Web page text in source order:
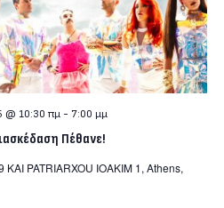
Πέθανε!
@ 10:30 πμ- 7:00 μμ
KAI PATRIARXOU IOAKIM 1, Athens,